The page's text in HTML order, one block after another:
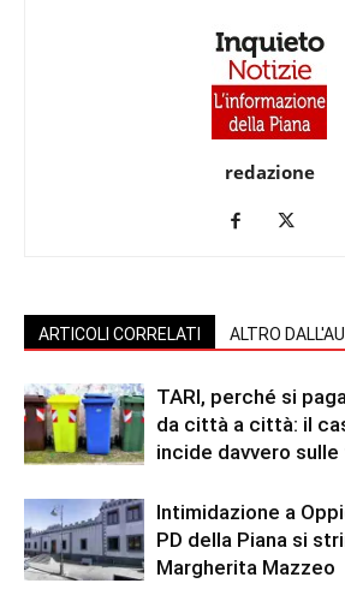
redazione
ARTICOLI CORRELATI ALTRO
TARI, perché si
da città a città: il
incide davvero
Intimidazione a
PD della Piana si
Margherita Mazzeo